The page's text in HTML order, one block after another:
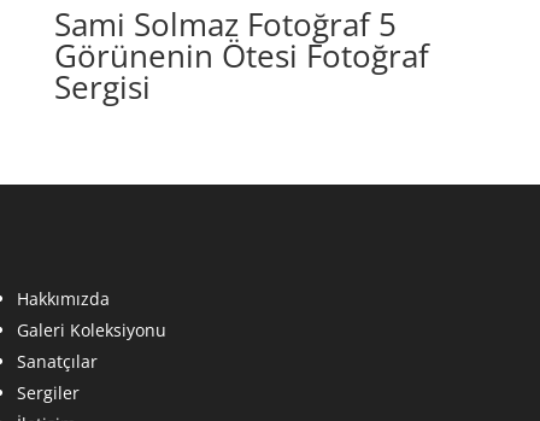
Sami Solmaz Fotoğraf 5
Görünenin Ötesi Fotoğraf
Sergisi
Hakkımızda
Galeri Koleksiyonu
Sanatçılar
Sergiler